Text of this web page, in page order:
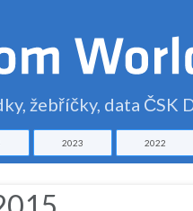
žebříčky, data ČSK
2023 2022